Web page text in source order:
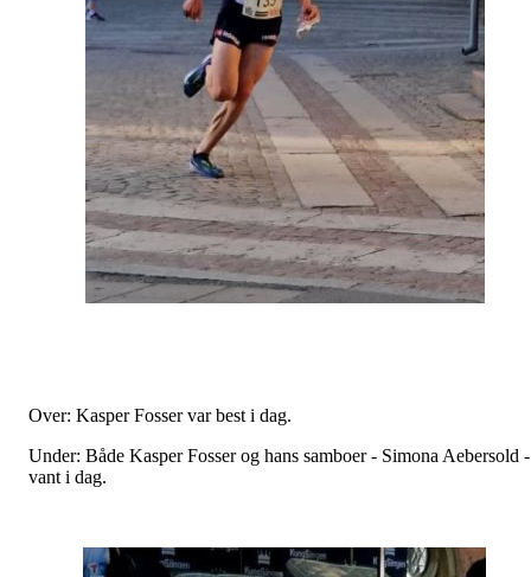
Over: Kasper Fosser var best i dag.
Under: Både Kasper Fosser og hans samboer - Simona Aebersold -
vant i dag.